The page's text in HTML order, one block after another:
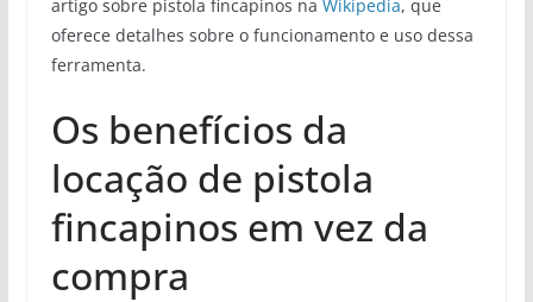
artigo sobre pistola fincapinos na Wikipedia, que
oferece detalhes sobre o funcionamento e uso dessa
ferramenta.
Os benefícios da
locação de pistola
fincapinos em vez da
compra